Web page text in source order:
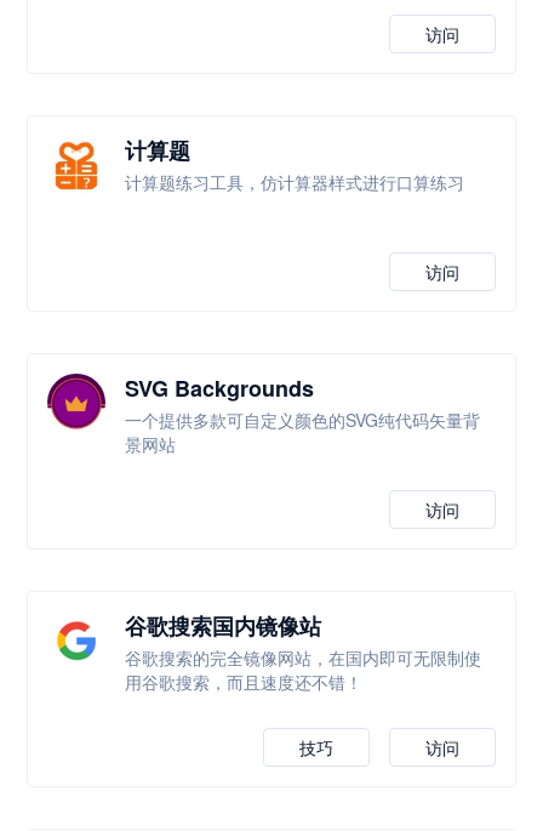
访问
计算题
计算题练习工具，仿计算器样式进行口算练习
访问
SVG Backgrounds
一个提供多款可自定义颜色的SVG纯代码矢量背
景网站
访问
谷歌搜索国内镜像站
谷歌搜索的完全镜像网站，在国内即可无限制使
用谷歌搜索，而且速度还不错！
访问
技巧